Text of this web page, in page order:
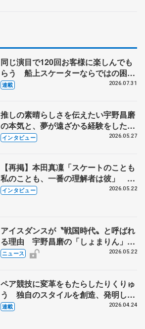
同じ演目で120回お客様に楽しんでも
らう 船上スケーターならではの困難
とは 影響あったPIW前キャプテン松
連載 2026.07.31
推しの素晴らしさを伝えたい宇野昌磨
の本気と、夢が遠ざかる経験をした本
田真凜の覚悟
インタビュー 2026.05.27
【再掲】本田真凜「スケートのことも
私のことも、一番の理解者は彼」 引
退時の単独インタビューで語った競技
インタビュー 2026.05.22
アイスダンスが〝戦国時代〟と呼ばれ
る理由 宇野昌磨の「しょまりん」ら
実力者が相次いで参戦 国内の競争激
ニュース 2026.05.22
ペア競技に変革をもたらしたりくりゅ
う 独自のスタイルを創造、発明した
【引退発表後②】
連載 2026.04.24